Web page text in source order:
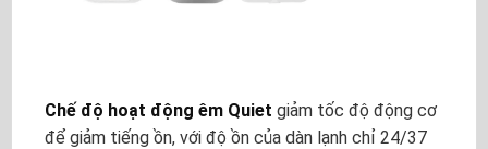
Chế độ hoạt động êm Quiet giảm tốc độ động cơ
để giảm tiếng ồn, với độ ồn của dàn lạnh chỉ 24/37